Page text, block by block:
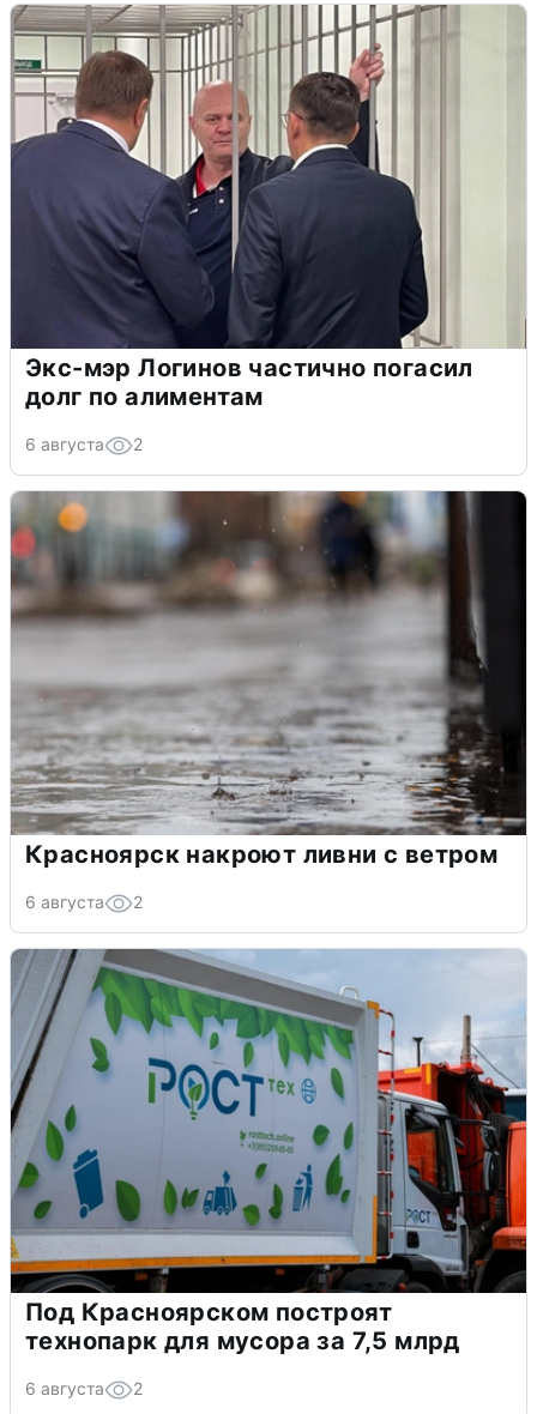
Экс-мэр Логинов частично погасил
долг по алиментам
6 августа 2
Красноярск накроют ливни с ветром
6 августа 2
Под Красноярском построят
технопарк для мусора за 7,5 млрд
6 августа 2